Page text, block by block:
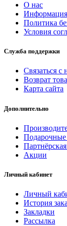
О нас
Информация
Политика
Условия
Служба поддержки
Связаться с
Возврат
Карта сайта
Дополнительно
Акции
Личный кабинет
Личный
История
Закладки
Рассылка